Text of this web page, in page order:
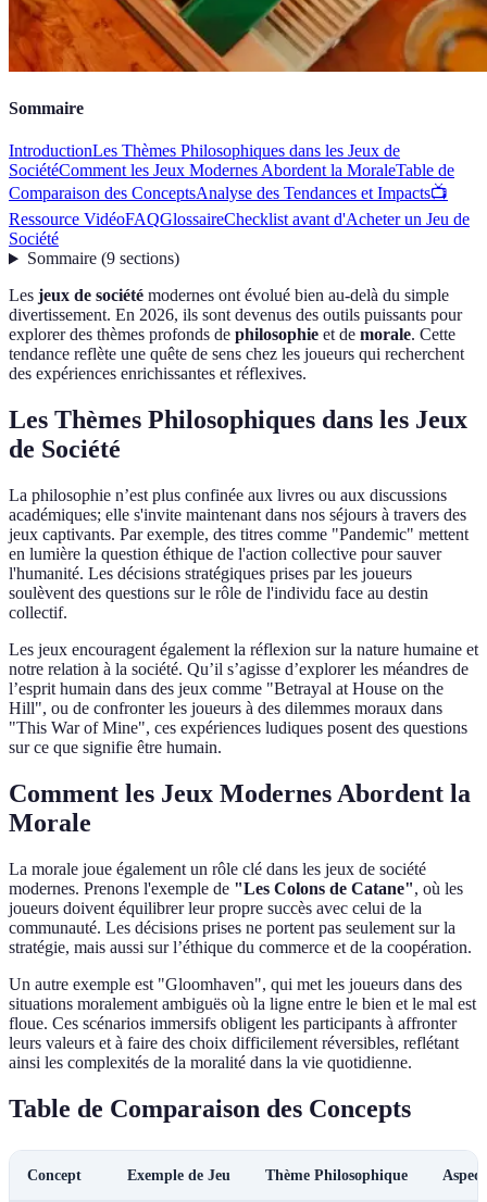
Sommaire
IntroductionLes Thèmes Philosophiques dans les Jeux de
SociétéComment les Jeux Modernes Abordent la MoraleTable de
Comparaison des ConceptsAnalyse des Tendances et Impacts📺
Ressource VidéoFAQGlossaireChecklist avant d'Acheter un Jeu de
Société
Sommaire(9 sections)
Les jeux de société modernes ont évolué bien au-delà du simple
divertissement. En 2026, ils sont devenus des outils puissants pour
explorer des thèmes profonds de philosophie et de morale. Cette
tendance reflète une quête de sens chez les joueurs qui recherchent
des expériences enrichissantes et réflexives.
Les Thèmes Philosophiques dans les Jeux
de Société
La philosophie n’est plus confinée aux livres ou aux discussions
académiques; elle s'invite maintenant dans nos séjours à travers des
jeux captivants. Par exemple, des titres comme "Pandemic" mettent
en lumière la question éthique de l'action collective pour sauver
l'humanité. Les décisions stratégiques prises par les joueurs
soulèvent des questions sur le rôle de l'individu face au destin
collectif.
Les jeux encouragent également la réflexion sur la nature humaine et
notre relation à la société. Qu’il s’agisse d’explorer les méandres de
l’esprit humain dans des jeux comme "Betrayal at House on the
Hill", ou de confronter les joueurs à des dilemmes moraux dans
"This War of Mine", ces expériences ludiques posent des questions
sur ce que signifie être humain.
Comment les Jeux Modernes Abordent la
Morale
La morale joue également un rôle clé dans les jeux de société
modernes. Prenons l'exemple de "Les Colons de Catane", où les
joueurs doivent équilibrer leur propre succès avec celui de la
communauté. Les décisions prises ne portent pas seulement sur la
stratégie, mais aussi sur l’éthique du commerce et de la coopération.
Un autre exemple est "Gloomhaven", qui met les joueurs dans des
situations moralement ambiguës où la ligne entre le bien et le mal est
floue. Ces scénarios immersifs obligent les participants à affronter
leurs valeurs et à faire des choix difficilement réversibles, reflétant
ainsi les complexités de la moralité dans la vie quotidienne.
Table de Comparaison des Concepts
Concept Exemple de Jeu Thème Philosophique